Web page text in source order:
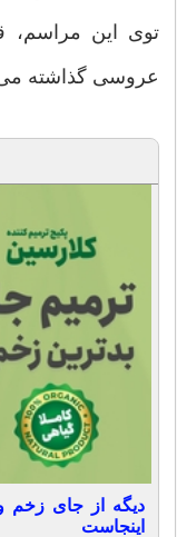
توی این مراسم،
عروسی گذاشته
دیگه از جای زخم
اینجاست